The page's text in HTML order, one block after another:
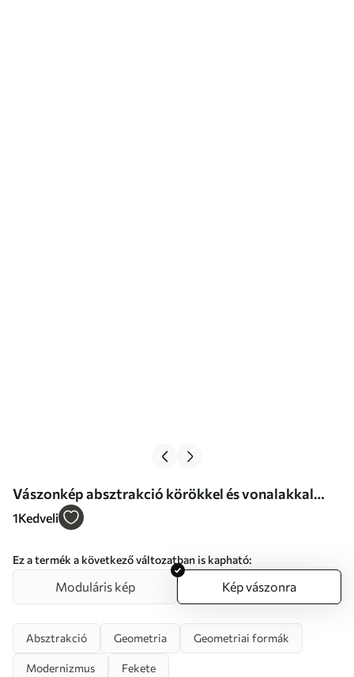
Vászonkép absztrakció körökkel és vonalakkal
meleg színekben Nr s47237
1Kedveli
Ez a termék a következő változatban is kapható:
Moduláris kép Kép vászonra
Absztrakció Geometria Geometriai formák
Modernizmus Fekete